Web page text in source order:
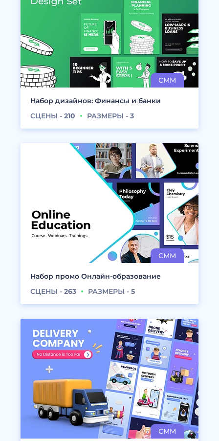
Набор дизайнов: Финансы и банки
СЦЕНЫ - 210 РАЗМЕРЫ - 3
Набор промо Онлайн-образование
СЦЕНЫ - 263 РАЗМЕРЫ - 5